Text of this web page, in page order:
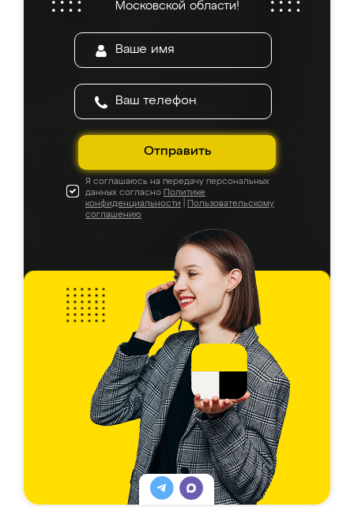
Московской области!
Отправить
Я соглашаюсь на передачу персональных
данных согласно Политике
конфиденциальности
Пользовательскому
соглашению